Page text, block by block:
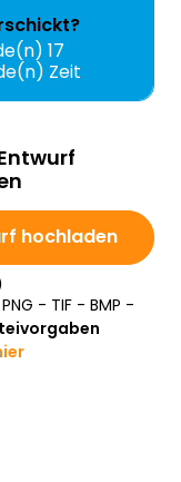
17
Zeit
hochladen
- TIF - BMP -